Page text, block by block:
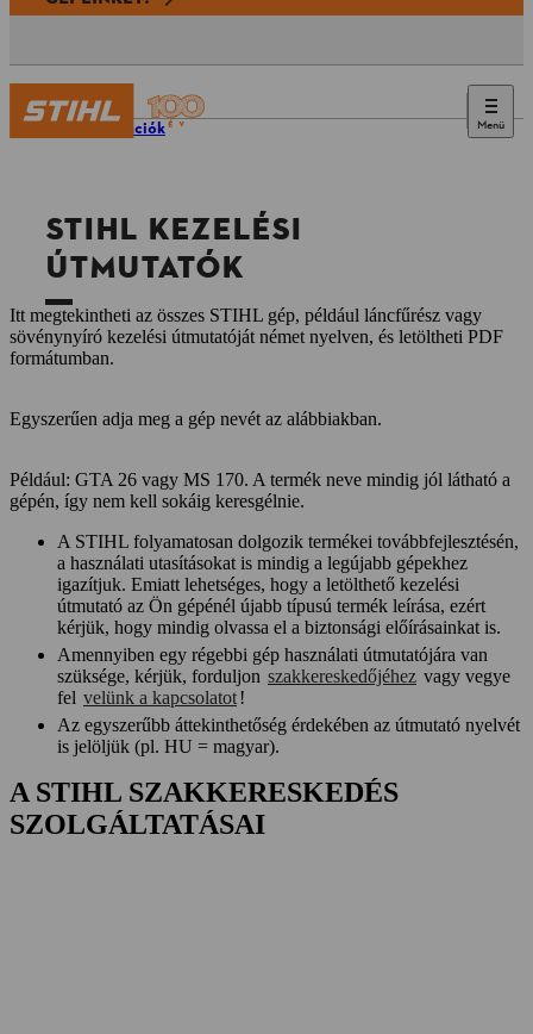
Menü
Információk
STIHL KEZELÉSI
ÚTMUTATÓK
Itt megtekintheti az összes STIHL gép, például láncfűrész vagy
sövénynyíró kezelési útmutatóját német nyelven, és letöltheti PDF
formátumban.
Egyszerűen adja meg a gép nevét az alábbiakban.
Például: GTA 26 vagy MS 170. A termék neve mindig jól látható a
gépén, így nem kell sokáig keresgélnie.
A STIHL folyamatosan dolgozik termékei továbbfejlesztésén,
a használati utasításokat is mindig a legújabb gépekhez
igazítjuk. Emiatt lehetséges, hogy a letölthető kezelési
útmutató az Ön gépénél újabb típusú termék leírása, ezért
kérjük, hogy mindig olvassa el a biztonsági előírásainkat is.
Amennyiben egy régebbi gép használati útmutatójára van
szüksége, kérjük, forduljon szakkereskedőjéhez vagy vegye
fel velünk a kapcsolatot!
Az egyszerűbb áttekinthetőség érdekében az útmutató nyelvét
is jelöljük (pl. HU = magyar).
A STIHL SZAKKERESKEDÉS
SZOLGÁLTATÁSAI